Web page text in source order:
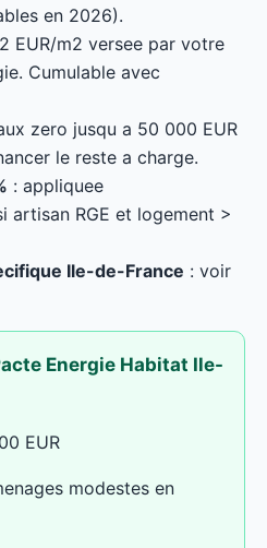
en 2026).
EUR/m2 versee par votre
Cumulable avec
zero jusqu a 50 000 EUR
le reste a charge.
: appliquee
artisan RGE et logement >
Ile-de-France : voir
Energie Habitat Ile-
EUR
modestes en